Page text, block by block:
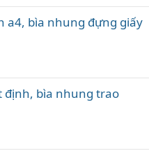
a4, bìa nhung đựng giấy
định, bìa nhung trao